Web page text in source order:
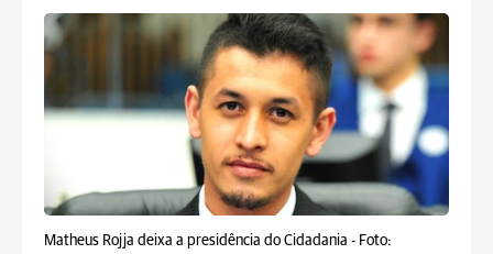
Matheus Rojja deixa a presidência do Cidadania - Foto: